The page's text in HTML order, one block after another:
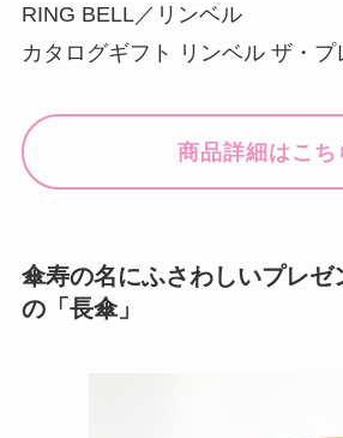
RING BELL／リンベル
カタログギフト リンベル ザ・プ
商品詳細はこち
傘寿の名にふさわしいプレゼ
の「長傘」